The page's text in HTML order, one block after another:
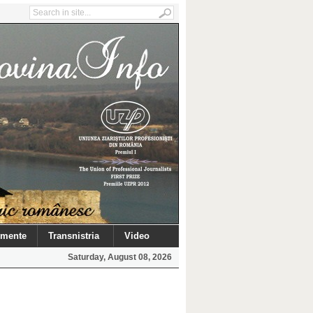
Transnistria Video
Saturday, August 08, 2026